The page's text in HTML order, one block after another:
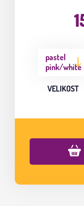
pastel
pink/white
VELIKOST